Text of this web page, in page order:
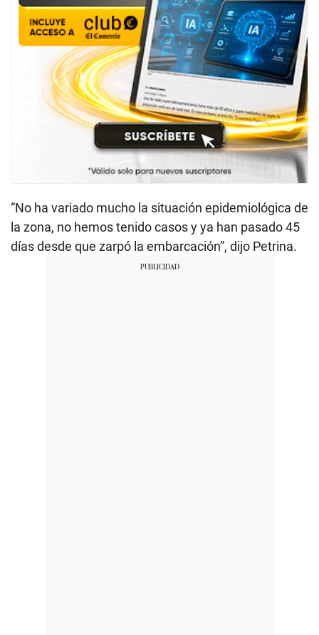
“No ha variado mucho la situación epidemiológica de
la zona, no hemos tenido casos y ya han pasado 45
días desde que zarpó la embarcación”, dijo Petrina.